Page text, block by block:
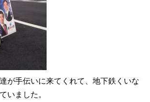
が手伝いに来てくれて、地下鉄くいな
いました。